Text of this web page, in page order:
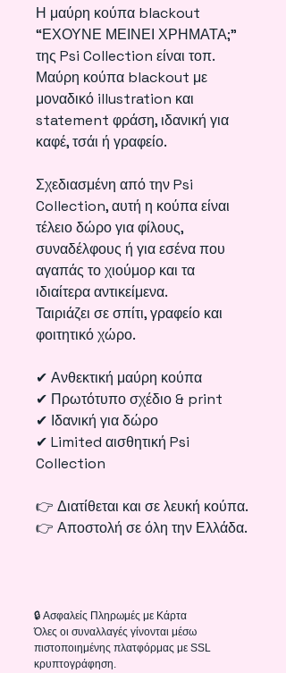
Η μαύρη κούπα blackout
“ΕΧΟΥΝΕ ΜΕΙΝΕΙ ΧΡΗΜΑΤΑ;”
της Psi Collection είναι τοπ.
Μαύρη κούπα blackout με
μοναδικό illustration και
statement φράση, ιδανική για
καφέ, τσάι ή γραφείο.
Σχεδιασμένη από την Psi
Collection, αυτή η κούπα είναι
τέλειο δώρο για φίλους,
συναδέλφους ή για εσένα που
αγαπάς το χιούμορ και τα
ιδιαίτερα αντικείμενα.
Ταιριάζει σε σπίτι, γραφείο και
φοιτητικό χώρο.
✔ Ανθεκτική μαύρη κούπα
✔ Πρωτότυπο σχέδιο & print
✔ Ιδανική για δώρο
✔ Limited αισθητική Psi
Collection
👉 Διατίθεται και σε λευκή κούπα.
👉 Αποστολή σε όλη την Ελλάδα.
🔒 Ασφαλείς Πληρωμές με Κάρτα
Όλες οι συναλλαγές γίνονται μέσω
πιστοποιημένης πλατφόρμας με SSL
κρυπτογράφηση.